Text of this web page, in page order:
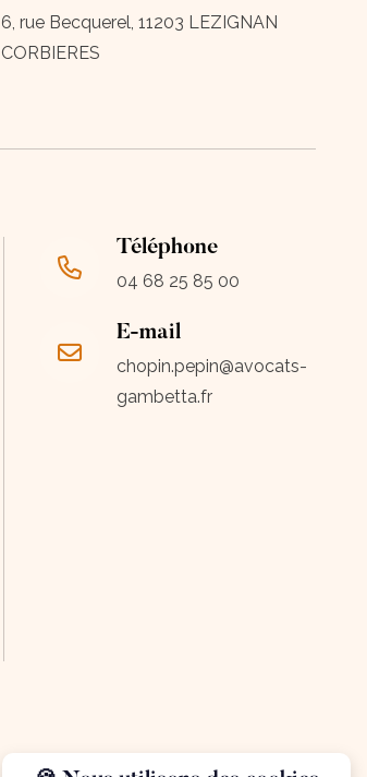
6, rue Becquerel, 11203 LEZIGNAN
CORBIERES
Téléphone
04 68 25 85 00
E-mail
chopin.pepin@avocats-
gambetta.fr